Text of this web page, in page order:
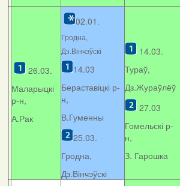
26.03.
Маларыцкі
р-н,
А.Рак
02.01.
Гродна,
Дз.Вінчэўскі
14.03
Бераставіцкі р-
н,
В.Гуменны
25.03.
Гродна,
Дз.Вінчэўскі
14.03.
Тураў,
Дз.Жураўлёў
27.03
Гомельскі р-
н,
З. Гарошка